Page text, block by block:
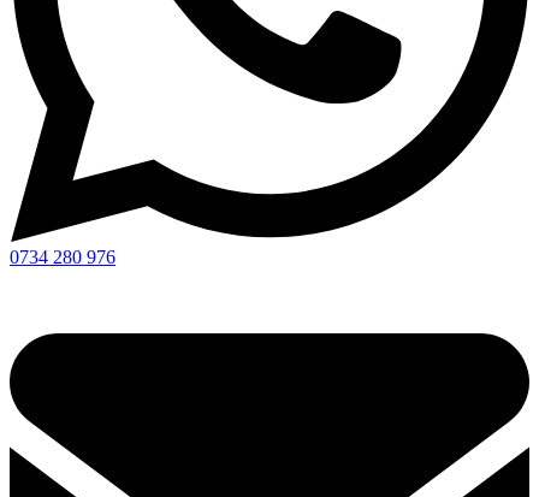
0734 280 976